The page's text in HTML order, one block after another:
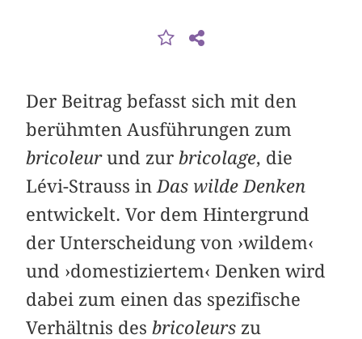
Der Beitrag befasst sich mit den
berühmten Ausführungen zum
bricoleurund zur bricolage, die
Lévi-Strauss in Das wilde Denken
entwickelt. Vor dem Hintergrund
der Unterscheidung von ›wildem‹
und ›domestiziertem‹ Denken wird
dabei zum einen das spezifische
Verhältnis des bricoleurs zu